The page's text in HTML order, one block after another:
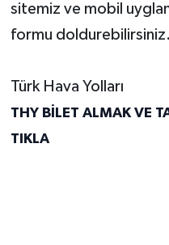
sitemiz ve mobil
formu doldurebilirsiniz.
Türk Hava Yolları
THY BİLET ALMAK VE
TIKLA